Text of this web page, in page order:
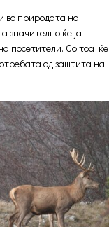
во природата на
значително ќе ја
посетители. Со тоа ќе
од заштита на